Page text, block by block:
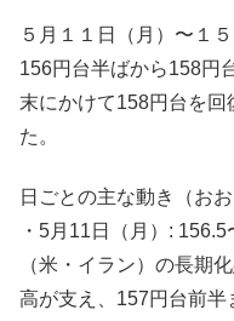
５月１１日（月）〜１
156円台半ばから158円
末にかけて158円台を
た。
日ごとの主な動き（お
・5月11日（月）:
（米・イラン）の長期
高が支え、157円台前半